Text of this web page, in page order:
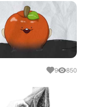
9 850